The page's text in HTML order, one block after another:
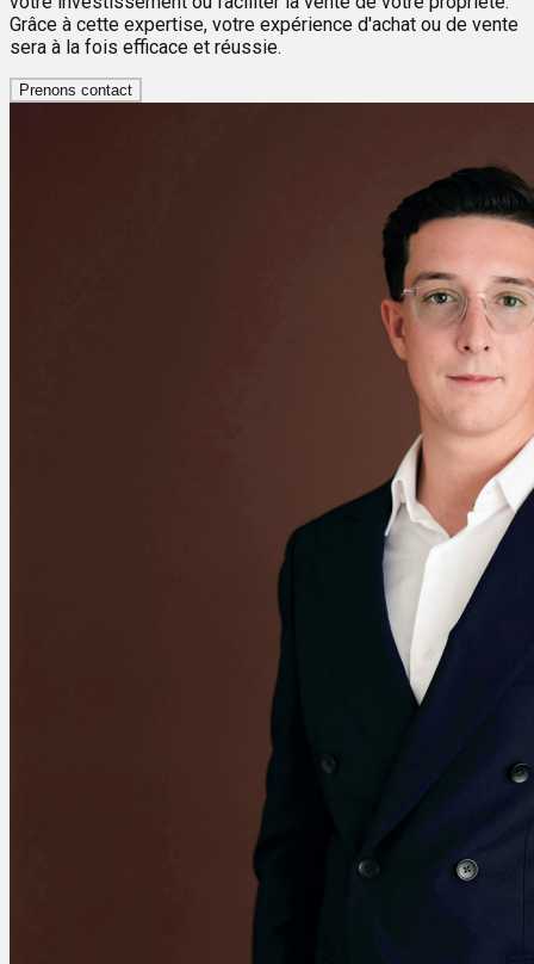
Grâce à cette expertise, votre expérience d'achat ou de vente
sera à la fois efficace et réussie.
Prenons contact